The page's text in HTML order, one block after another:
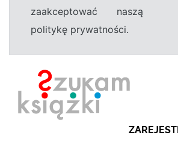
zaakceptować naszą
politykę prywatności.